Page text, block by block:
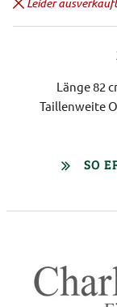
Länge 82
Taillenweite
SO